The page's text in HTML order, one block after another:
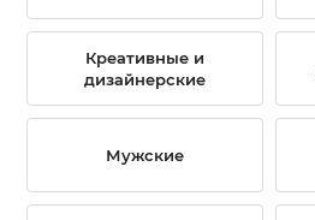
Креативные и
дизайнерские
Мужские